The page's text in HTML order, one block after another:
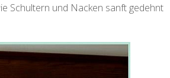
Schultern und Nacken sanft gedehnt